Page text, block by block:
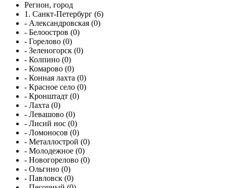
Регион, город
1. Санкт-Петербург (6)
- Александровская (0)
- Белоостров (0)
- Горелово (0)
- Зеленогорск (0)
- Колпино (0)
- Комарово (0)
- Конная лахта (0)
- Красное село (0)
- Кронштадт (0)
- Лахта (0)
- Левашово (0)
- Лисий нос (0)
- Ломоносов (0)
- Металлострой (0)
- Молодежное (0)
- Новогорелово (0)
- Ольгино (0)
- Павловск (0)